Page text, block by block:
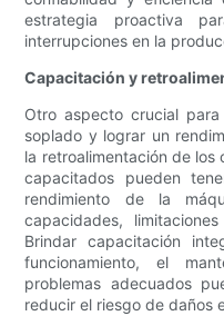
estrategia proactiva
interrupciones en la
Capacitación y
Otro aspecto crucial
soplado y lograr un
la retroalimentación de los
capacitados pueden
rendimiento de la
capacidades,
Brindar capacitación
funcionamiento, el
problemas adecuados
reducir el riesgo de daños